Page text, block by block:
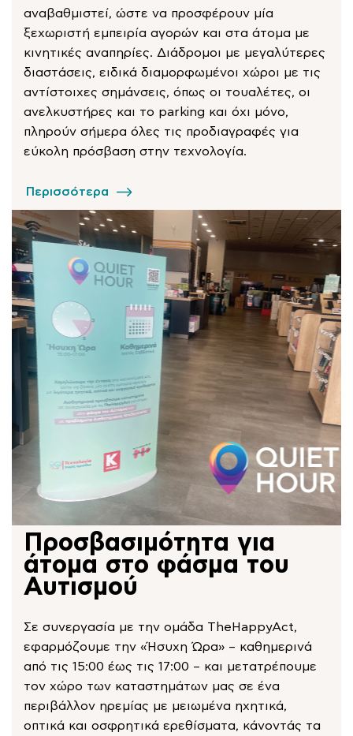
αναβαθμιστεί, ώστε να προσφέρουν μία
ξεχωριστή εμπειρία αγορών και στα άτομα με
κινητικές αναπηρίες. Διάδρομοι με μεγαλύτερες
διαστάσεις, ειδικά διαμορφωμένοι χώροι με τις
αντίστοιχες σημάνσεις, όπως οι τουαλέτες, οι
ανελκυστήρες και το parking και όχι μόνο,
πληρούν σήμερα όλες τις προδιαγραφές για
εύκολη πρόσβαση στην τεχνολογία.
Περισσότερα
Προσβασιμότητα για
άτομα στο φάσμα του
Αυτισμού
Σε συνεργασία με την ομάδα TheHappyAct,
εφαρμόζουμε την «Ήσυχη Ώρα» – καθημερινά
από τις 15:00 έως τις 17:00 – και μετατρέπουμε
τον χώρο των καταστημάτων μας σε ένα
περιβάλλον ηρεμίας με μειωμένα ηχητικά,
οπτικά και οσφρητικά ερεθίσματα, κάνοντάς τα